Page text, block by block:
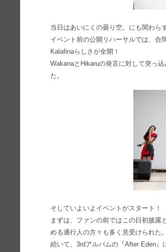
当日はあいにくの曇り空。にも関わら
イベント前の公開リハーサルでは、合
Kalafinaらしさが全開！
WakanaとHikaruの発言に対して突っ
た。
そしていよいよイベントがスタート！
まずは、ファンの前ではこの日初披露
める通行人の方々も多く見受けられた。
続いて、3rdアルバムの『After Eden